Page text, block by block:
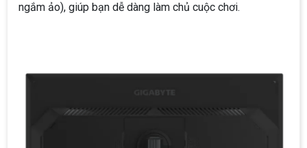
ngắm ảo), giúp bạn dễ dàng làm chủ cuộc chơi.